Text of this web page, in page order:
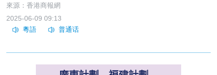
來源：香港商報網
2025-06-09 09:13